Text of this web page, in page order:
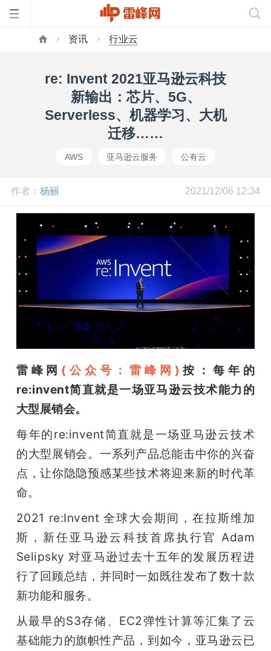
公
课
中
心
题
爱
搞
资讯 行业云
re: Invent 2021亚马逊云科技
新输出：芯片、5G、
Serverless、机器学习、大机
迁移……
AWS 亚马逊云服务 公有云
作者： 杨丽 2021/12/06 12:34
雷峰网 (公众号：雷峰网) 按：每年的
re:invent简直就是一场亚马逊云技术能力的
大型展销会。
每年的re:invent简直就是一场亚马逊云技术
的大型展销会。一系列产品总能击中你的兴奋
点，让你隐隐预感某些技术将迎来新的时代革
命。
2021 re:Invent 全球大会期间，在拉斯维加
斯，新任亚马逊云科技首席执行官 Adam
Selipsky 对亚马逊过去十五年的发展历程进
行了回顾总结，并同时一如既往发布了数十款
新功能和服务。
从最早的S3存储、EC2弹性计算等汇集了云
基础能力的旗帜性产品，到如今，亚马逊云已